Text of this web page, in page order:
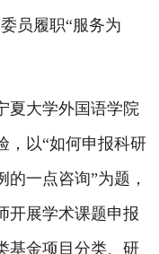
员履职“服务为
大学外国语学院
，以“如何申报科研
一点咨询”为题，
开展学术课题申报
基金项目分类、研